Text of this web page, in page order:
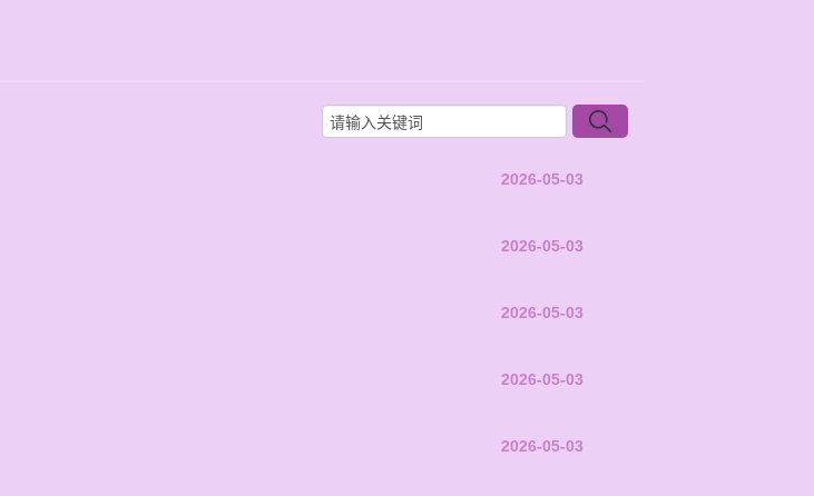
2026-05-03
2026-05-03
2026-05-03
2026-05-03
2026-05-03